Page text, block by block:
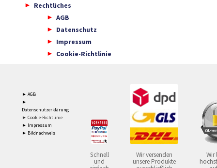
Rechtliches
AGB
Datenschutz
Impressum
Cookie-Richtlinie
► AGB
►
Datenschutzerklärung
► Cookie-Richtlinie
► Impressum
► Bildnachweis
Schnell
und
Wir versenden
unsere Produkte
Wir